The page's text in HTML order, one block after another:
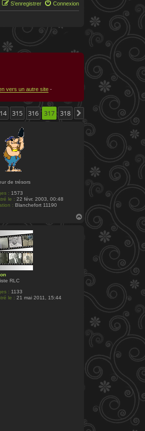
Connexion
S’enregistrer
vers un autre site -
315 316 317 318 Suivante
de trésors
: 1573
le : 22 févr. 2003, 00:48
: Blanchefort 11190
H
a
RLC
: 1133
le : 21 mai 2011, 15:44